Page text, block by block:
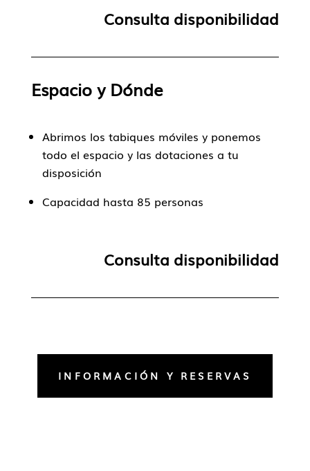
Consulta disponibilidad
Espacio y Dónde
Abrimos los tabiques móviles y ponemos
todo el espacio y las dotaciones a tu
disposición
Capacidad hasta 85 personas
Consulta disponibilidad
INFORMACIÓN Y RESERVAS